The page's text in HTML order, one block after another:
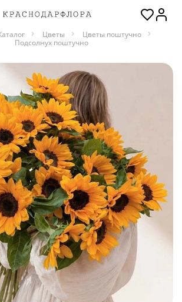
Цветы
Цветы поштучно
Подсолнух поштучно